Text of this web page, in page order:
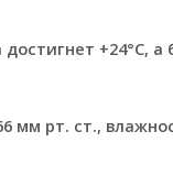
+24°С, а
мм рт. ст.,